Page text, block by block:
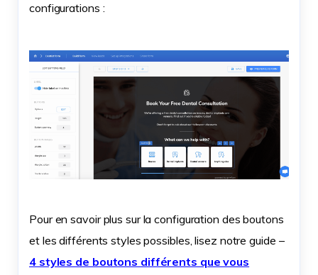
configurations :
Pour en savoir plus sur la configuration des boutons
et les différents styles possibles, lisez notre guide –
4 styles de boutons différents que vous